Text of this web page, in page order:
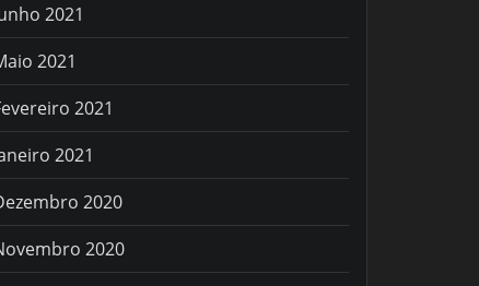
2021
2021
2021
2021
2020
2020